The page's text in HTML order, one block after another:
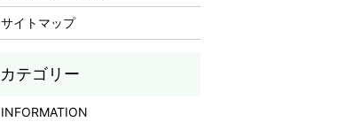
サイトマップ
INFORMATION